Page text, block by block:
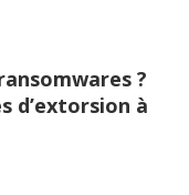
?
d’extorsion à